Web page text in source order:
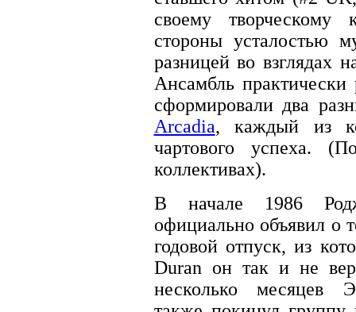
своему творческому
стороны усталостью
разницей во взглядах
Ансамбль практически
сформировали два
Arcadia, каждый из
чартового успеха.
коллективах).
В начале 1986
официально объявил о
годовой отпуск, из
Duran он так и не
несколько месяцев